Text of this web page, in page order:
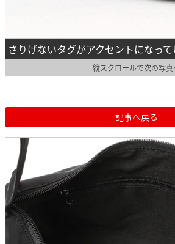
さりげないタグがアクセントになって
縦スクロールで次の写真
記事へ戻る